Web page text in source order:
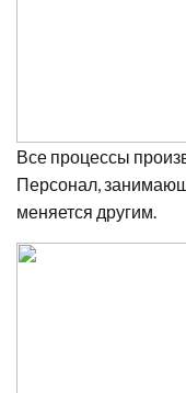
Все процессы
Персонал,
меняется другим.